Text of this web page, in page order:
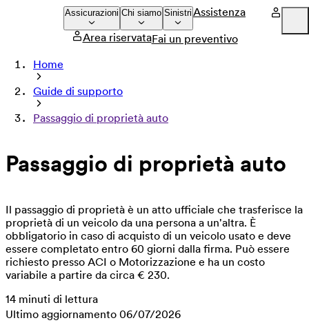
Company
Press
Careers
Assicurazioni Chi siamo Sinistri Assistenza
Area riservataFai un preventivo
Home
Guide di supporto
Passaggio di proprietà auto
Passaggio di proprietà auto
Il passaggio di proprietà è un atto ufficiale che trasferisce la
proprietà di un veicolo da una persona a un'altra. È
obbligatorio in caso di acquisto di un veicolo usato e deve
essere completato entro 60 giorni dalla firma. Può essere
richiesto presso ACI o Motorizzazione e ha un costo
variabile a partire da circa € 230.
14 minuti di lettura
Ultimo aggiornamento 06/07/2026